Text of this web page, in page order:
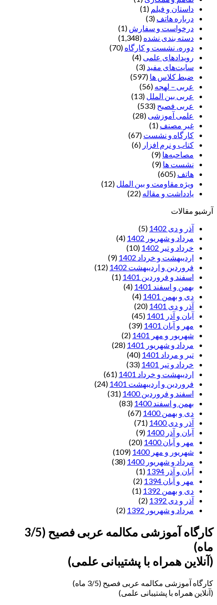
داستان و فیلم (1)
درباره هاتف (3)
درخواست و سفارش (1)
دسته بندی نشده (1,348)
دوره، نشست و کارگاه (70)
رویدادهای علمی (4)
سایت‌های مفید (3)
ضبط کلاس ها (597)
عربی – لهجه (56)
عربی بین الملل (13)
عربی فصیح (533)
علمی آموزشی (28)
غير مصنف (1)
کارگاه و نشست (67)
کتاب و نرم افزار (6)
مصاحبه‌ها (9)
نشست ها (9)
هاتف (605)
ویژه مقاومت و بین الملل (12)
یادداشت‌ و مقاله (22)
آرشیو مقالات
آذر و دی 1402
(5)
مرداد و شهریور 1402
(4)
خرداد و تیر 1402
(10)
اردیبهشت و خرداد 1402
(9)
فروردین و اردیبهشت 1402
(12)
اسفند و فروردین 1401
(1)
بهمن و اسفند 1401
(4)
دی و بهمن 1401
(4)
آذر و دی 1401
(20)
آبان و آذر 1401
(45)
مهر و آبان 1401
(39)
شهریور و مهر 1401
(2)
مرداد و شهریور 1401
(28)
تیر و مرداد 1401
(40)
خرداد و تیر 1401
(33)
اردیبهشت و خرداد 1401
(61)
فروردین و اردیبهشت 1401
(24)
اسفند و فروردین 1400
(31)
بهمن و اسفند 1400
(83)
دی و بهمن 1400
(67)
آذر و دی 1400
(71)
آبان و آذر 1400
(9)
مهر و آبان 1400
(20)
شهریور و مهر 1400
(109)
مرداد و شهریور 1400
(38)
آبان و آذر 1394
(1)
مهر و آبان 1394
(2)
دی و بهمن 1392
(1)
آذر و دی 1392
(2)
مرداد و شهریور 1392
(2)
کارگاه آموزشی مکالمه عربی فصیح (3/5
ماه)
(آنلاین همراه با پشتیبانی علمی)
کارگاه آموزشی مکالمه عربی فصیح (3/5 ماه)
(آنلاین همراه با پشتیبانی علمی)